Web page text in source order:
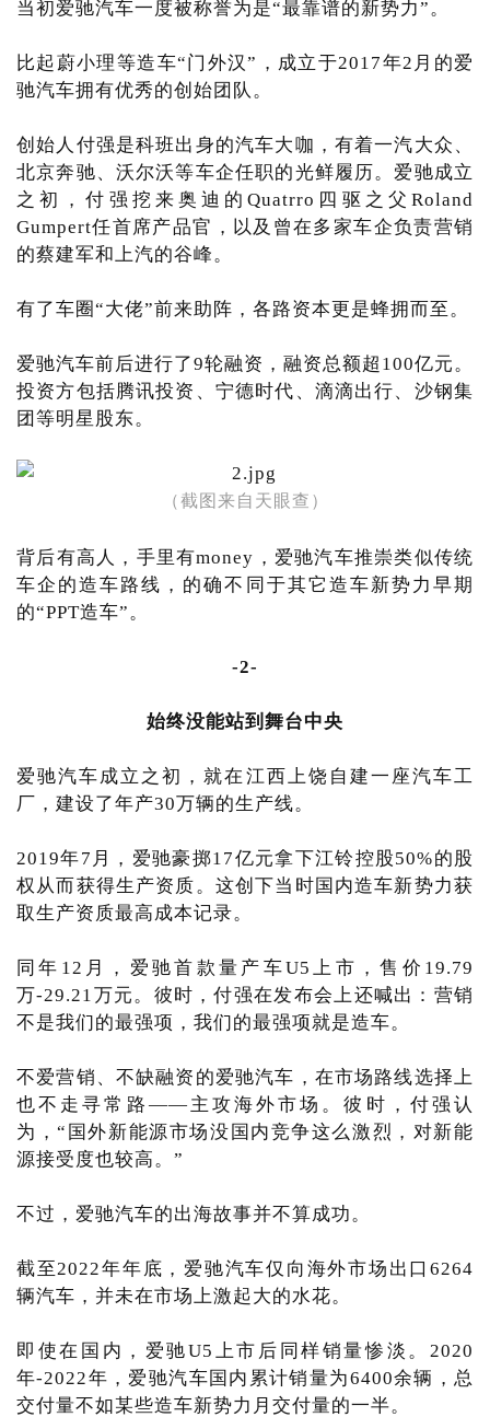
当初爱驰汽车一度被称誉为是“最靠谱的新势力”。
比起蔚小理等造车“门外汉”，成立于2017年2月的爱
驰汽车拥有优秀的创始团队。
创始人付强是科班出身的汽车大咖，有着一汽大众、
北京奔驰、沃尔沃等车企任职的光鲜履历。爱驰成立
之初，付强挖来奥迪的Quatrro四驱之父Roland
Gumpert任首席产品官，以及曾在多家车企负责营销
的蔡建军和上汽的谷峰。
有了车圈“大佬”前来助阵，各路资本更是蜂拥而至。
爱驰汽车前后进行了9轮融资，融资总额超100亿元。
投资方包括腾讯投资、宁德时代、滴滴出行、沙钢集
团等明星股东。
（截图来自天眼查）
背后有高人，手里有money，爱驰汽车推崇类似传统
车企的造车路线，的确不同于其它造车新势力早期
的“PPT造车”。
-2-
始终没能站到舞台中央
爱驰汽车成立之初，就在江西上饶自建一座汽车工
厂，建设了年产30万辆的生产线。
2019年7月，爱驰豪掷17亿元拿下江铃控股50%的股
权从而获得生产资质。这创下当时国内造车新势力获
取生产资质最高成本记录。
同年12月，爱驰首款量产车U5上市，售价19.79
万-29.21万元。彼时，付强在发布会上还喊出：营销
不是我们的最强项，我们的最强项就是造车。
不爱营销、不缺融资的爱驰汽车，在市场路线选择上
也不走寻常路——主攻海外市场。彼时，付强认
为，“国外新能源市场没国内竞争这么激烈，对新能
源接受度也较高。”
不过，爱驰汽车的出海故事并不算成功。
截至2022年年底，爱驰汽车仅向海外市场出口6264
辆汽车，并未在市场上激起大的水花。
即使在国内，爱驰U5上市后同样销量惨淡。2020
年-2022年，爱驰汽车国内累计销量为6400余辆，总
交付量不如某些造车新势力月交付量的一半。